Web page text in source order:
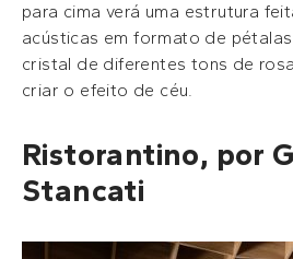
para cima verá uma estrutura
acústicas em formato de
cristal de diferentes tons de
criar o efeito de céu.
Ristorantino, por
Stancati